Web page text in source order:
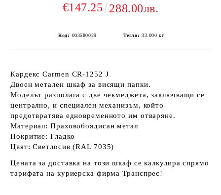
€147.25 288.00лв.
Код: 003580029 Тегло: 33.000 кг
Кардекс Carmen CR-1252 J
Двоен метален шкаф за висящи папки.
Моделът разполага с две чекмеджета, заключващи се
централно, и специален механизъм, който
предотвратява едновременното им отваряне.
Материал: Праховобоядисан метал
Покритие: Гладко
Цвят: Светлосив (RAL 7035)
Цената за доставка на този шкаф се калкулира спрямо
тарифата на куриерска фирма Транспрес!